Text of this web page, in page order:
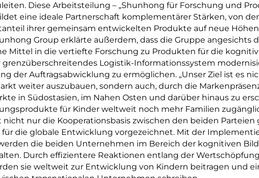
Diese Arbeitsteilung – „Shunhong für Forschung und
eine ideale Partnerschaft komplementärer Stärken, von
ihrer gemeinsam entwickelten Produkte auf neue
Group erklärte außerdem, dass die Gruppe angesichts
Mittel in die vertiefte Forschung zu Produkten für die
Logistik-Informationssystem
der Auftragsabwicklung zu ermöglichen. „Unser Ziel ist es
weiter auszubauen, sondern auch, durch die
in Südostasien, im Nahen Osten und darüber hinaus zu
für Kinder weltweit noch mehr Familien
nicht nur die Kooperationsbasis zwischen den beiden Parteien
für die globale Entwicklung vorgezeichnet. Mit der
die beiden Unternehmen im Bereich der kognitiven
Durch effizientere Reaktionen entlang der
sie weltweit zur Entwicklung von Kindern beitragen und